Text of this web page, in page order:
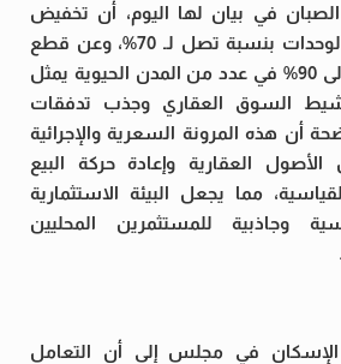
الصبان في بيان لها اليوم، أن تخفيض
مصاريف التنازل عن الوحدات بنسبة تصل لـ 70%، وعن قطع
الأراضي بنسب تصل إلى 90% في عدد من المدن الحيوية يمثل
السوق العقاري وجذب تدفقات
أن هذه المرونة السعرية والإجرائية
العقارية وإعادة حركة البيع
مما يجعل البيئة الاستثمارية
وجاذبية للمستثمرين المحليين
في مجلس إلى أن التعامل